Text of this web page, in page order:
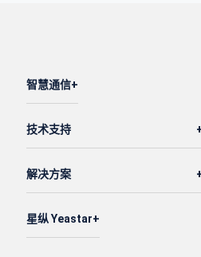
智慧通信
技术支持
解决方案
星纵 Yeastar